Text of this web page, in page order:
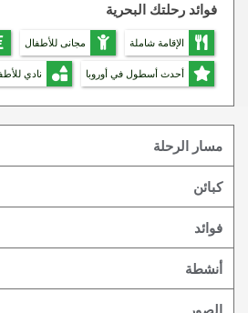
فوائد رحلتك البحرية
الإقامة شاملة مجانى للأطفال
أحدث أسطول في أوروبا نادي
مسار الرحلة
كبائن
فوائد
أنشطة